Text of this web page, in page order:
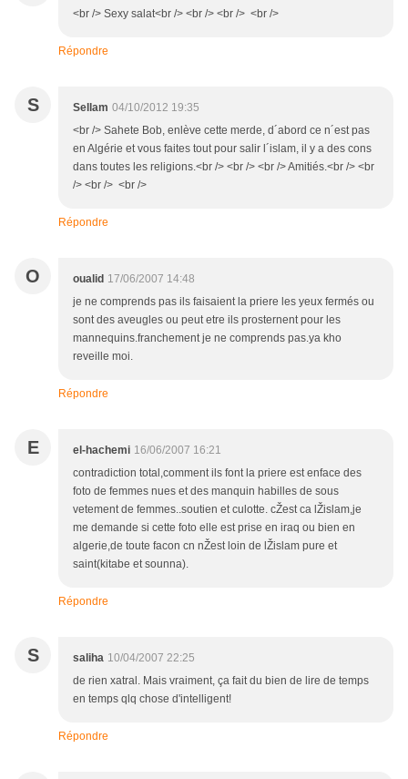
<br /> Sexy salat<br /> <br /> <br /> <br />
Répondre
S Sellam 04/10/2012 19:35
<br /> Sahete Bob, enlève cette merde, d´abord ce n´est pas
en Algérie et vous faites tout pour salir l´islam, il y a des cons
dans toutes les religions.<br /> <br /> <br /> Amitiés.<br /> <br
/> <br /> <br />
Répondre
O oualid 17/06/2007 14:48
je ne comprends pas ils faisaient la priere les yeux fermés ou
sont des aveugles ou peut etre ils prosternent pour les
mannequins.franchement je ne comprends pas.ya kho
reveille moi.
Répondre
E el-hachemi 16/06/2007 16:21
contradiction total,comment ils font la priere est enface des
foto de femmes nues et des manquin habilles de sous
vetement de femmes..soutien et culotte. cŽest ca lŽislam,je
me demande si cette foto elle est prise en iraq ou bien en
algerie,de toute facon cn nŽest loin de lŽislam pure et
saint(kitabe et sounna).
Répondre
S saliha 10/04/2007 22:25
de rien xatral. Mais vraiment, ça fait du bien de lire de temps
en temps qlq chose d'intelligent!
Répondre